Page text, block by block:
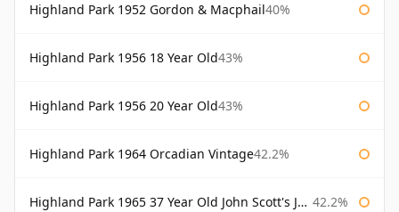
Highland Park 1952 Gordon & Macphail40%
Highland Park 1956 18 Year Old43%
Highland Park 1956 20 Year Old43%
Highland Park 1964 Orcadian Vintage42.2%
Highland Park 1965 37 Year Old John Scott's John Scott's 42.2%